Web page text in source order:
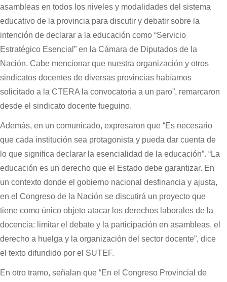
asambleas en todos los niveles y modalidades del sistema
educativo de la provincia para discutir y debatir sobre la
intención de declarar a la educación como “Servicio
Estratégico Esencial” en la Cámara de Diputados de la
Nación. Cabe mencionar que nuestra organización y otros
sindicatos docentes de diversas provincias habíamos
solicitado a la CTERA la convocatoria a un paro”, remarcaron
desde el sindicato docente fueguino.
Además, en un comunicado, expresaron que “Es necesario
que cada institución sea protagonista y pueda dar cuenta de
lo que significa declarar la esencialidad de la educación”. “La
educación es un derecho que el Estado debe garantizar. En
un contexto donde el gobierno nacional desfinancia y ajusta,
en el Congreso de la Nación se discutirá un proyecto que
tiene como único objeto atacar los derechos laborales de la
docencia: limitar el debate y la participación en asambleas, el
derecho a huelga y la organización del sector docente”, dice
el texto difundido por el SUTEF.
En otro tramo, señalan que “En el Congreso Provincial de